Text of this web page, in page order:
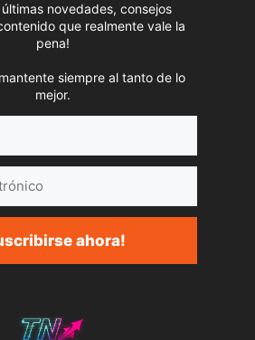
últimas novedades, consejos
que realmente vale la
pena!
siempre al tanto de lo
mejor.
ahora!